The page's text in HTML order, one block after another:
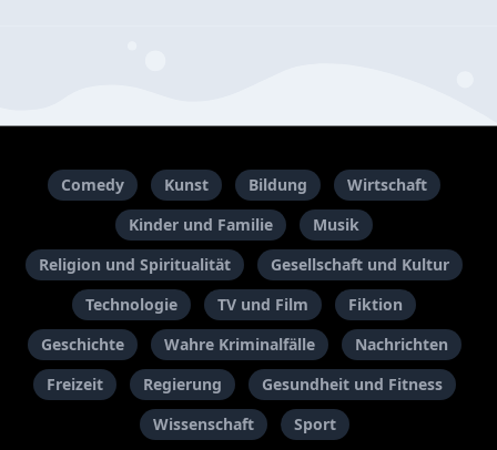
Comedy Kunst Bildung
Wirtschaft
Kinder und Familie
Musik
Religion und Spiritualität
Gesellschaft und Kultur
Technologie
TV und Film
Fiktion
Geschichte
Wahre Kriminalfälle
Nachrichten
Freizeit
Regierung
Gesundheit und Fitness
Wissenschaft
Sport